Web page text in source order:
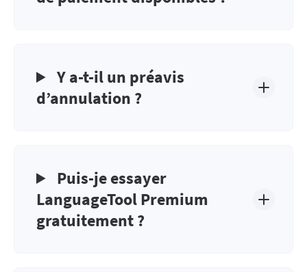
Y a-t-il un préavis
d’annulation ?
Puis-je essayer
LanguageTool Premium
gratuitement ?